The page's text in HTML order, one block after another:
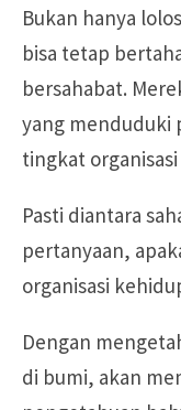
Bukan hanya
bisa tetap
bersahabat.
yang menduduki
tingkat
Pasti diantara
pertanyaan,
organisasi
Dengan
di bumi, akan